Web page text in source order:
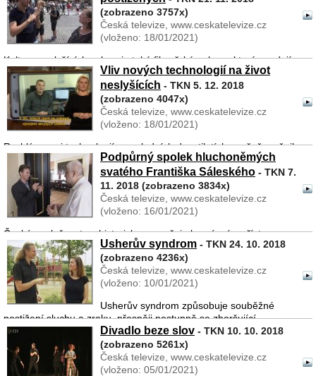
vodnick ...
(zobrazeno 3757x)
Česká televize, www.ceskatelevize.cz
(vloženo: 18/01/2021)
Kultura neslyšících zahrnuje také filmařské pokusy, které spadají
už do poloviny minulého století. Touto historií amatérských
kameramanů a režisérů se už dlouho zabývá tlumočník Petr
Pánek. Podařilo se mu získat řadu zajím ...
Vliv nových technologií na život
neslyšících - TKN 5. 12. 2018
(zobrazeno 4047x)
Česká televize, www.ceskatelevize.cz
(vloženo: 18/01/2021)
Rychlý rozvoj technologií v posledních desetiletích značně změnil
život neslyšících lidí. Ve třech kapitolách – televize, počítače,
telefony – si vyslechneme vzpomínky pamětníků na to, jak se žilo
bez nich a jak vypadaly na ...
Podpůrný spolek hluchoněmých
svatého Františka Sáleského - TKN 7.
11. 2018 (zobrazeno 3834x)
Česká televize, www.ceskatelevize.cz
(vloženo: 16/01/2021)
Česká společnost se historicky vyznačuje humánním přístupem
vůči lidem zdravotně postiženým nebo znevýhodněným.
Důkazem je založení školy pro neslyšící před více než 230 lety.
Jeden z neslyšících učitelů Václav Josef W ...
Usherův syndrom - TKN 24. 10. 2018
(zobrazeno 4236x)
Česká televize, www.ceskatelevize.cz
(vloženo: 10/01/2021)
Usherův syndrom způsobuje souběžné
postižení sluchu a zraku, přesněji postupně se zhoršující
trubicové vidění, které může vést k úplné slepotě. Syndrom bude
představen třemi osobami, které jím trpí. Z jejich osobních úhl ...
Divadlo beze slov - TKN 10. 10. 2018
(zobrazeno 5261x)
Česká televize, www.ceskatelevize.cz
(vloženo: 05/01/2021)